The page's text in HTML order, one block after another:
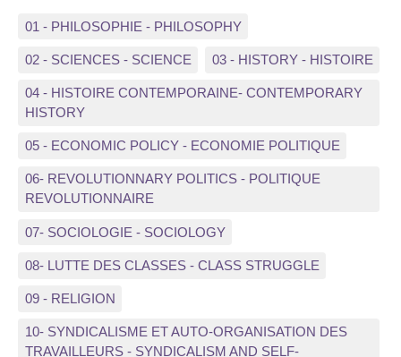
01 - PHILOSOPHIE - PHILOSOPHY
02 - SCIENCES - SCIENCE 03 - HISTORY - HISTOIRE
04 - HISTOIRE CONTEMPORAINE- CONTEMPORARY
HISTORY
05 - ECONOMIC POLICY - ECONOMIE POLITIQUE
06- REVOLUTIONNARY POLITICS - POLITIQUE
REVOLUTIONNAIRE
07- SOCIOLOGIE - SOCIOLOGY
08- LUTTE DES CLASSES - CLASS STRUGGLE
09 - RELIGION
10- SYNDICALISME ET AUTO-ORGANISATION DES
TRAVAILLEURS - SYNDICALISM AND SELF-